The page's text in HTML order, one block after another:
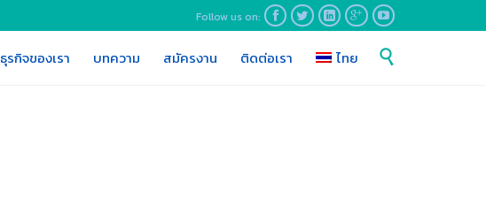
Follow us on:     
Skip
to
ธุรกิจของเรา บทความ สมัครงาน ติดต่อเรา ไทย 